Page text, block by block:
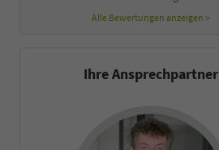
Alle Bewertungen anzeigen >
Ihre Ansprechpartner